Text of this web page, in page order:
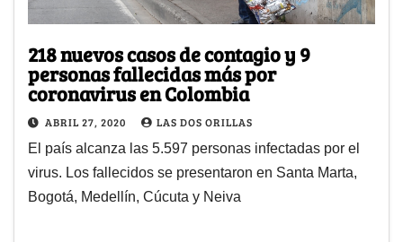
218 nuevos casos de contagio y 9
personas fallecidas más por
coronavirus en Colombia
ABRIL 27, 2020 LAS DOS ORILLAS
El país alcanza las 5.597 personas infectadas por el
virus. Los fallecidos se presentaron en Santa Marta,
Bogotá, Medellín, Cúcuta y Neiva